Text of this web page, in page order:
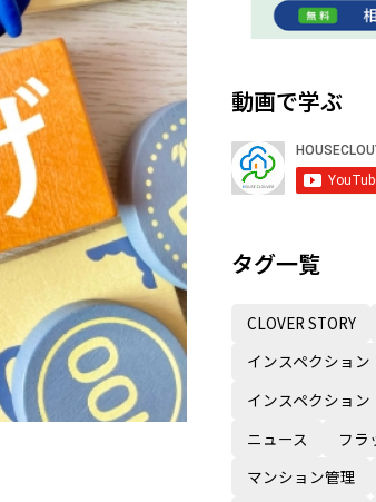
動画で学ぶ
タグ一覧
CLOVER STORY
インスペクション
インスペクション
ニュース
フラ
マンション管理